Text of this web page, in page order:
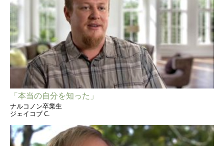
「本当の自分を知った」
ナルコノン卒業生
ジェイコブ C.